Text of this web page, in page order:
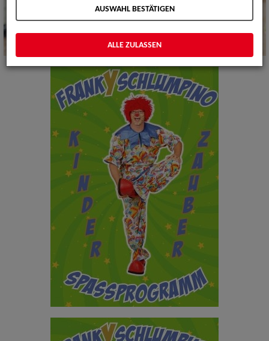
AUSWAHL BESTÄTIGEN
ALLE ZULASSEN